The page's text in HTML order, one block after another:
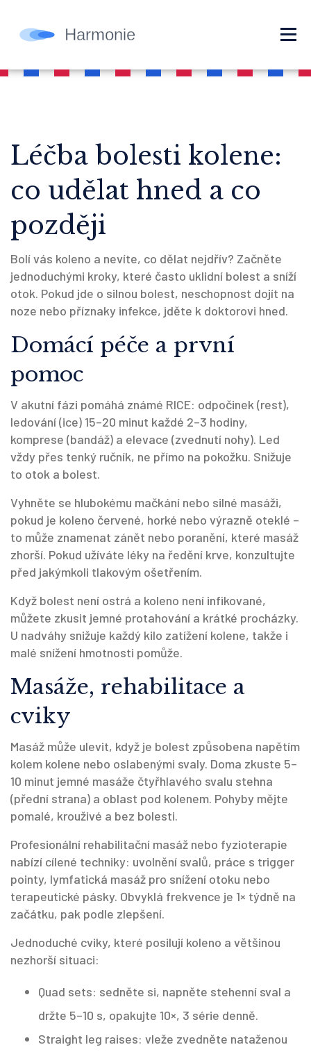
Léčba bolesti kolene:
co udělat hned a co
později
Bolí vás koleno a nevíte, co dělat nejdřív? Začněte
jednoduchými kroky, které často uklidní bolest a sníží
otok. Pokud jde o silnou bolest, neschopnost dojít na
noze nebo příznaky infekce, jděte k doktorovi hned.
Domácí péče a první
pomoc
V akutní fázi pomáhá známé RICE: odpočinek (rest),
ledování (ice) 15–20 minut každé 2–3 hodiny,
komprese (bandáž) a elevace (zvednutí nohy). Led
vždy přes tenký ručník, ne přímo na pokožku. Snižuje
to otok a bolest.
Vyhněte se hlubokému mačkání nebo silné masáži,
pokud je koleno červené, horké nebo výrazně oteklé –
to může znamenat zánět nebo poranění, které masáž
zhorší. Pokud užíváte léky na ředění krve, konzultujte
před jakýmkoli tlakovým ošetřením.
Když bolest není ostrá a koleno není infikované,
můžete zkusit jemné protahování a krátké procházky.
U nadváhy snižuje každý kilo zatížení kolene, takže i
malé snížení hmotnosti pomůže.
Masáže, rehabilitace a
cviky
Masáž může ulevit, když je bolest způsobena napětím
kolem kolene nebo oslabenými svaly. Doma zkuste 5–
10 minut jemné masáže čtyřhlavého svalu stehna
(přední strana) a oblast pod kolenem. Pohyby mějte
pomalé, krouživé a bez bolesti.
Profesionální rehabilitační masáž nebo fyzioterapie
nabízí cílené techniky: uvolnění svalů, práce s trigger
pointy, lymfatická masáž pro snížení otoku nebo
terapeutické pásky. Obvyklá frekvence je 1× týdně na
začátku, pak podle zlepšení.
Jednoduché cviky, které posilují koleno a většinou
nezhorší situaci:
Quad sets: sedněte si, napněte stehenní sval a
držte 5–10 s, opakujte 10×, 3 série denně.
Straight leg raises: vleže zvedněte nataženou